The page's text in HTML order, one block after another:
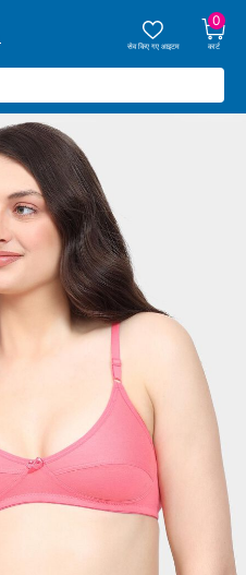
सेव किए गए आइटम
0
कार्ट